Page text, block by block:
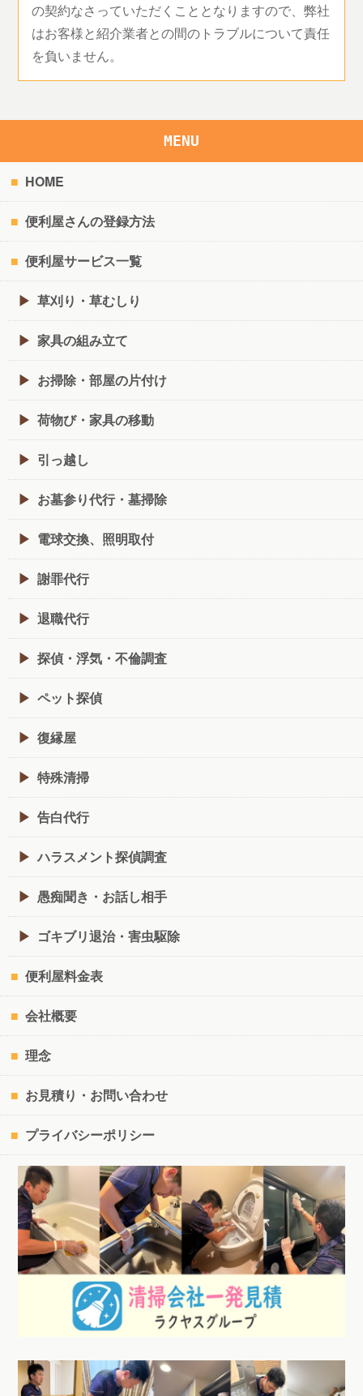
の契約なさっていただくこととなりますので、弊社
はお客様と紹介業者との間のトラブルについて責任
を負いません。
MENU
HOME
便利屋さんの登録方法
便利屋サービス一覧
草刈り・草むしり
家具の組み立て
お掃除・部屋の片付け
荷物び・家具の移動
引っ越し
お墓参り代行・墓掃除
電球交換、照明取付
謝罪代行
退職代行
探偵・浮気・不倫調査
ペット探偵
復縁屋
特殊清掃
告白代行
ハラスメント探偵調査
愚痴聞き・お話し相手
ゴキブリ退治・害虫駆除
便利屋料金表
会社概要
理念
お見積り・お問い合わせ
プライバシーポリシー